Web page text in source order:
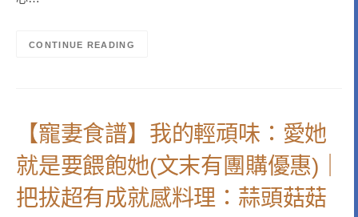
CONTINUE READING
【寵妻食譜】我的輕頑味：愛她
就是要餵飽她(文末有團購優惠)｜
把拔超有成就感料理：蒜頭菇菇